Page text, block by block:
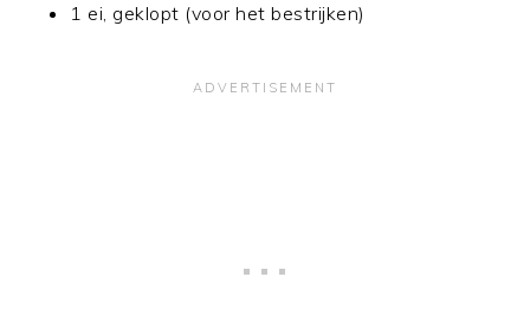
1 ei, geklopt (voor het bestrijken)